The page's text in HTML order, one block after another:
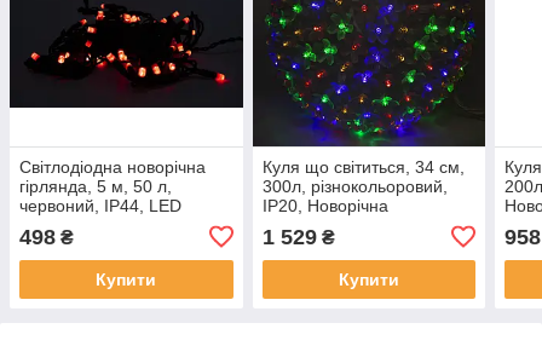
Світлодіодна новорічна
гірлянда, 5 м, 50 л,
червоний, IP44, LED
498 ₴
Купити
Куля що світиться, 34 см,
300л, різнокольоровий,
IP20, Новорічна
світлодекорація (650613)
1 529₴
Купити
958